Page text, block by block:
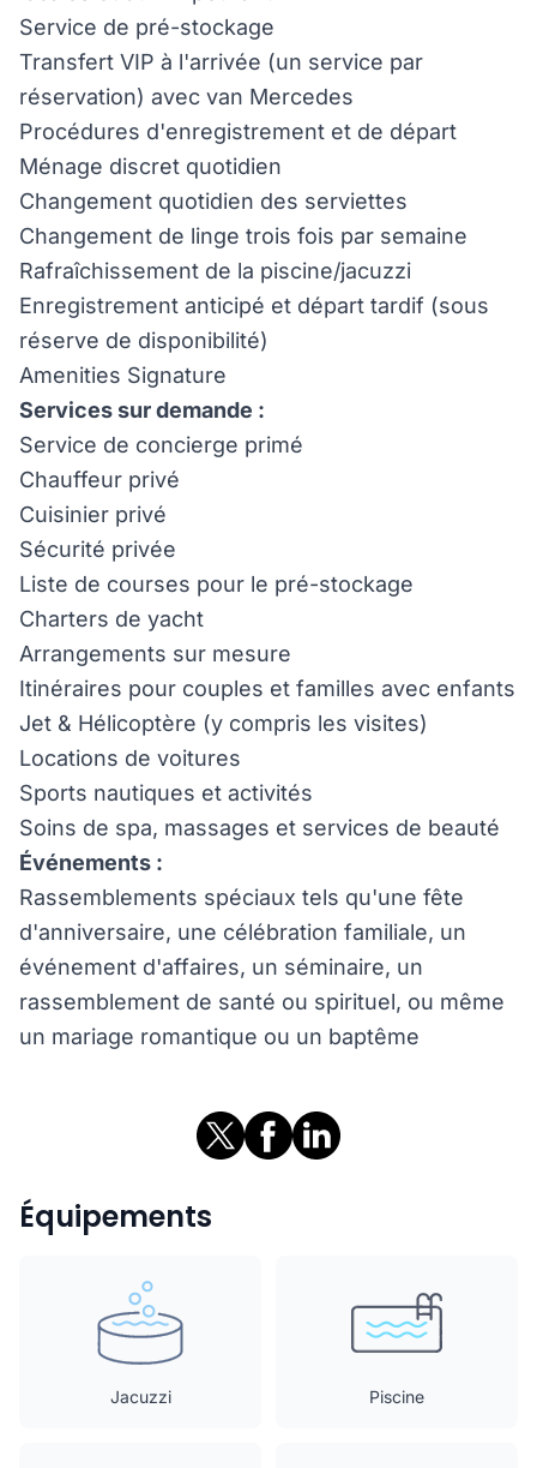
Service de pré-stockage
Transfert VIP à l'arrivée (un service par
réservation) avec van Mercedes
Procédures d'enregistrement et de départ
Ménage discret quotidien
Changement quotidien des serviettes
Changement de linge trois fois par semaine
Rafraîchissement de la piscine/jacuzzi
Enregistrement anticipé et départ tardif (sous
réserve de disponibilité)
Amenities Signature
Services sur demande :
Service de concierge primé
Chauffeur privé
Cuisinier privé
Sécurité privée
Liste de courses pour le pré-stockage
Charters de yacht
Arrangements sur mesure
Itinéraires pour couples et familles avec enfants
Jet & Hélicoptère (y compris les visites)
Locations de voitures
Sports nautiques et activités
Soins de spa, massages et services de beauté
Événements :
Rassemblements spéciaux tels qu'une fête
d'anniversaire, une célébration familiale, un
événement d'affaires, un séminaire, un
rassemblement de santé ou spirituel, ou même
un mariage romantique ou un baptême
Équipements
Jacuzzi Piscine